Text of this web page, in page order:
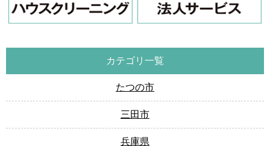
カテゴリ一覧
たつの市
三田市
兵庫県